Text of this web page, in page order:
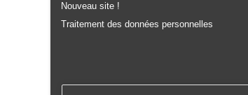
Nouveau site !
Traitement des données personnelles